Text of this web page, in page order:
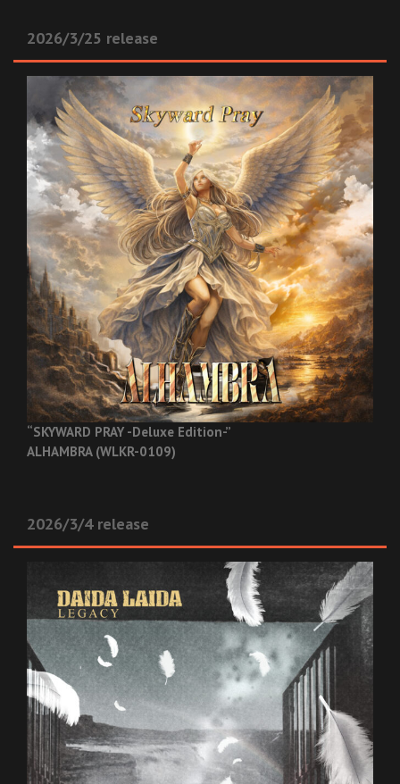
2026/3/25 release
“SKYWARD PRAY -Deluxe Edition-”
ALHAMBRA (WLKR-0109)
2026/3/4 release